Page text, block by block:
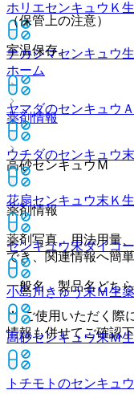
ホリエセンキュウＫ
ナカジマセンキュウ
ホーム
薬剤情報
高砂センキュウＭ
（保管上の注意）
室温保存。
ヤマダのセンキュウＡ
ウチダのセンキュウ
花扇センキュウ末Ｋ
センキュウ末ダイコ
小島川きゅう末Ｍ生薬
高砂センキュウ末Ｍ
トチモトのセンキュ
薬剤情報
薬剤写真、用法用量
でき、関連情報へ簡
一般名、製品名どち
※ ご使用いただく際
情報も併せてご確認下